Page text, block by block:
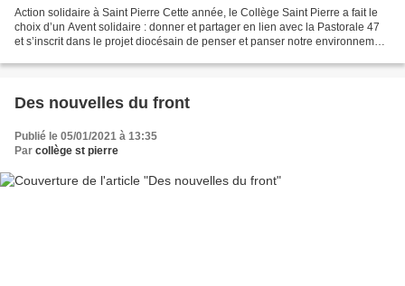
Action solidaire à Saint Pierre Cette année, le Collège Saint Pierre a fait le
choix d’un Avent solidaire : donner et partager en lien avec la Pastorale 47
et s’inscrit dans le projet diocésain de penser et panser notre environnement
Des nouvelles du front
Publié le 05/01/2021 à 13:35
Par collège st pierre